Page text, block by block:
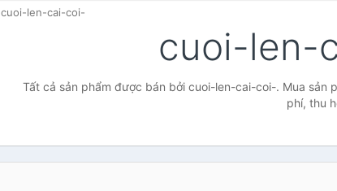
cuoi-len-cai-coi-
cuoi-len-
Tất cả sản phẩm được bán bởi cuoi-len-cai-coi-. Mua sản
phí, thu